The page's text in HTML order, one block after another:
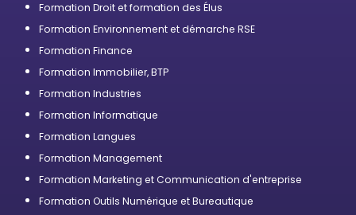
Formation Droit et formation des Élus
Formation Environnement et démarche RSE
Formation Finance
Formation Immobilier, BTP
Formation Industries
Formation Informatique
Formation Langues
Formation Management
Formation Marketing et Communication d'entreprise
Formation Outils Numérique et Bureautique